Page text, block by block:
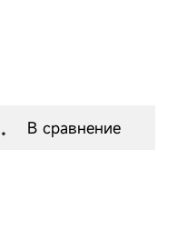
В сравнение